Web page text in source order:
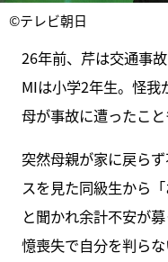
©テレビ朝日
26年前、芹は交通事
MIは小学2年生。怪我
母が事故に遭ったこ
突然母親が家に戻ら
スを見た同級生から
と聞かれ余計不安が
憶喪失で自分を判ら